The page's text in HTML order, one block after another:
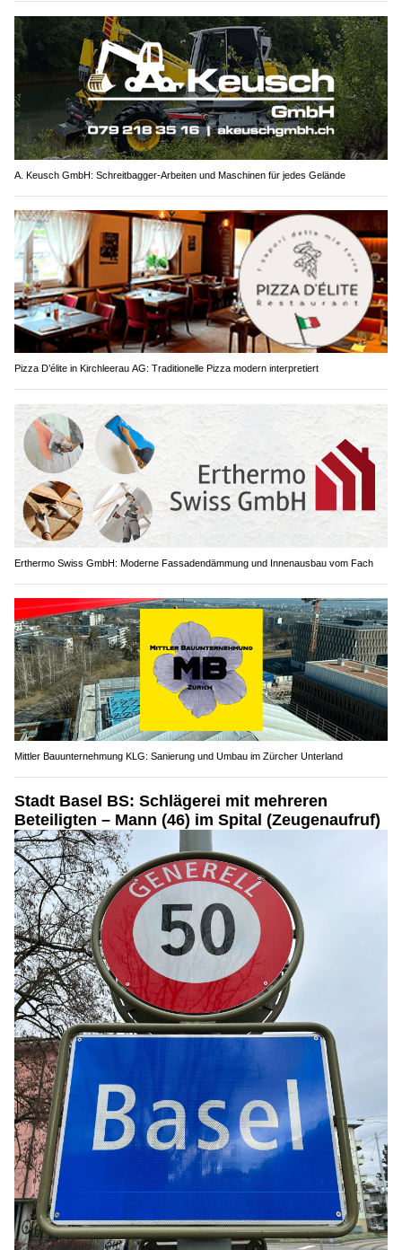
A. Keusch GmbH: Schreitbagger-Arbeiten und Maschinen für jedes Gelände
Pizza D’élite in Kirchleerau AG: Traditionelle Pizza modern interpretiert
Erthermo Swiss GmbH: Moderne Fassadendämmung und Innenausbau vom Fach
Mittler Bauunternehmung KLG: Sanierung und Umbau im Zürcher Unterland
Stadt Basel BS: Schlägerei mit mehreren
Beteiligten – Mann (46) im Spital (Zeugenaufruf)